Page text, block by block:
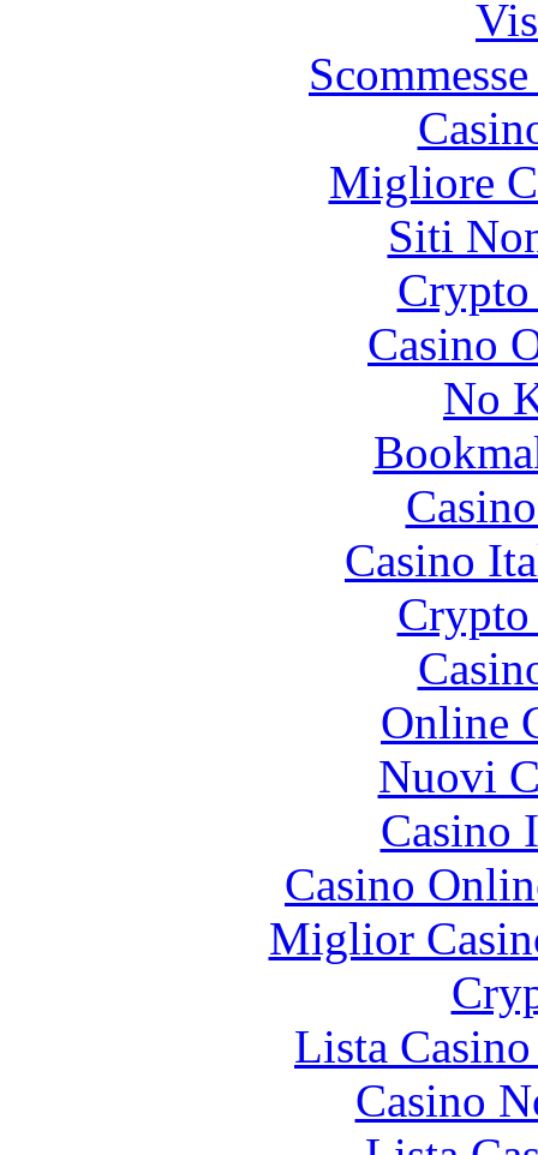
Migliore
Siti
Casino
No
Casino
Online
Nuovi
Casino
Casino
Miglior
Lista
Casino